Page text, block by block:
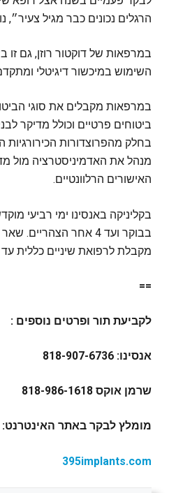
הרגלים נכונים כבר מגיל צעיר״,
במרפאות של דוקטור רוזן, גם זו
השימוש במיכשור דיגיטלי
במרפאות מקבלים את סוגי
בחלק מהפרוצדורות
מנהל את האדמיניסטרציה מול
האישורים הרלוונטיים.
בבוקר ועד 4 אחר
מקבלת לרפואת שיניים כללית עד
==
לקביעת תור ופרטים נוספים :
אנסינו: 818-907-6736
שרמן אוקס 818-986-1618
מומלץ לבקר באתר האינטרנט:
395implants.com